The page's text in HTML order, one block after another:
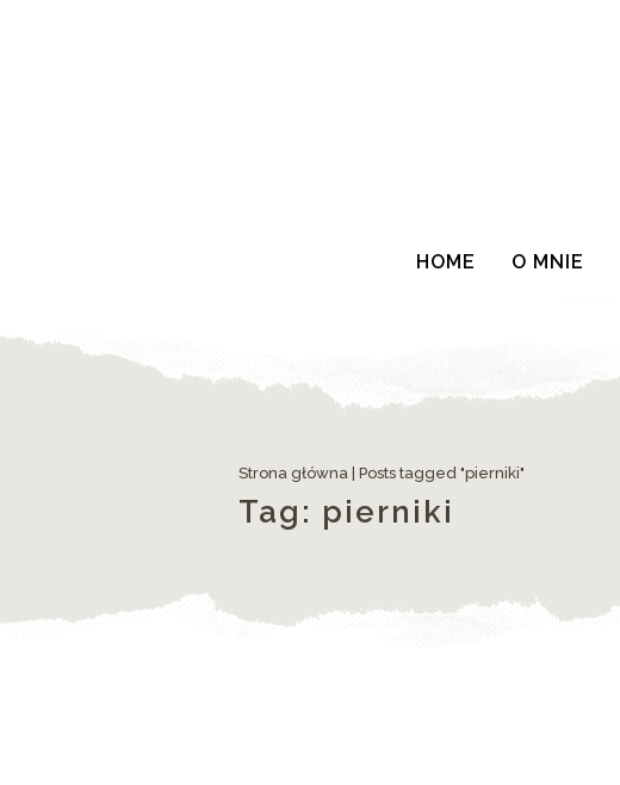
HOME O MNIE
Strona główna Posts tagged "pierniki"
Tag: pierniki